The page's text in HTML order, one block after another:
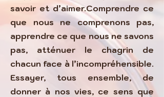
savoir et d’aimer.Comprendre ce
que nous ne comprenons pas,
apprendre ce que nous ne savons
pas, atténuer le chagrin de
chacun face à l’incompréhensible.
Essayer, tous ensemble, de
donner à nos vies, ce sens que